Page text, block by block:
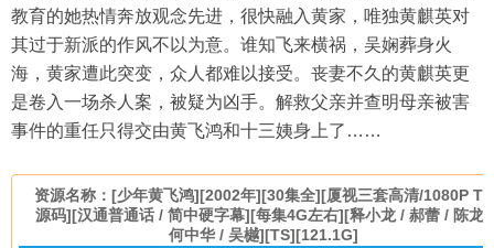
教育的她热情奔放观念先进，很快融入黄家，唯独黄麒英对
其过于新派的作风不以为意。谁知飞来横祸，吴娴葬身火
海，黄家遭此突变，众人都难以接受。丧妻不久的黄麒英更
是卷入一场杀人案，被疑为凶手。解救父亲并查明母亲被害
事件的重任只得交由黄飞鸿和十三姨身上了……
资源名称：[少年黄飞鸿][2002年][30集全][厦视三套高清/1080P TS
源码][汉通普通话 / 简中硬字幕][每集4G左右][释小龙 / 郝蕾 / 陈龙 /
何中华 / 吴樾][TS][121.1G]